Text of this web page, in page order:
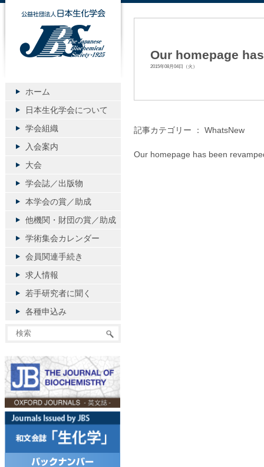
Our homepage
2015年08月04日（火）
記事カテゴリー ： WhatsNew
Our homepage has been
公益社団法人日本生化学会
ホーム
日本生化学会について
学会組織
入会案内
大会
学会誌／出版物
本学会の賞／助成
他機関・財団の賞／助成
学術集会カレンダー
会員関連手続き
求人情報
若手研究者に聞く
各種申込み